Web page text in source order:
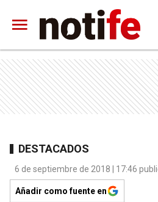
DESTACADOS
6 de septiembre de 2018 | 17:46
Añadir como fuente en